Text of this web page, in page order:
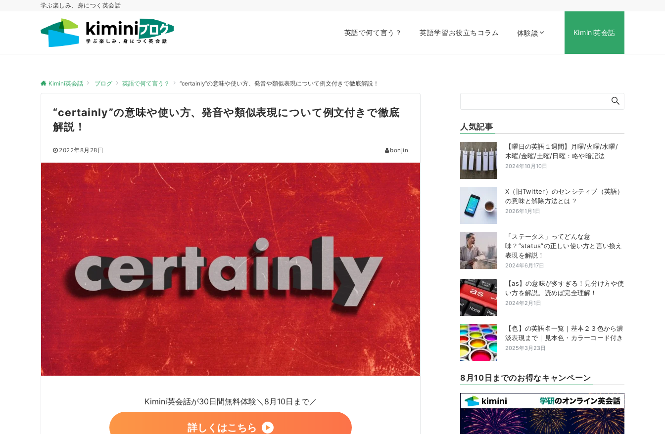
学ぶ楽しみ、身につく英会話
英語で何て言う？ 英語学習お役立ちコラム 体験談 Kimini英会話
Kimini英会話 ブログ 英語で何て言う？ “certainly”の意味や使い方、発音や類似表現について例文付きで徹底解説！
“certainly”の意味や使い方、発音や類似表現について例文付きで徹底
解説！
2022年8月28日 bonjin
Kimini英会話が30日間無料体験＼8月10日まで／
詳しくはこちら
人気記事
【曜日の英語１週間】月曜/火曜/水曜/
木曜/金曜/土曜/日曜：略や暗記法
2024年10月10日
X（旧Twitter）のセンシティブ（英語）
の意味と解除方法とは？
2026年1月1日
「ステータス」ってどんな意
味？”status”の正しい使い方と言い換え
表現を解説！
2024年6月17日
【as】の意味が多すぎる！見分け方や使
い方を解説。読めば完全理解！
2024年2月1日
【色】の英語名一覧｜基本２３色から濃
淡表現まで｜見本色・カラーコード付き
2025年3月23日
8月10日までのお得なキャンペーン